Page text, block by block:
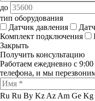
до
тип оборудования
Датчик давления
Комплект подключения
Закрыть
Получить консультацию
Работаем ежедневно с
телефона, и мы
Ru Ru By Kz Az Am Ge Kg